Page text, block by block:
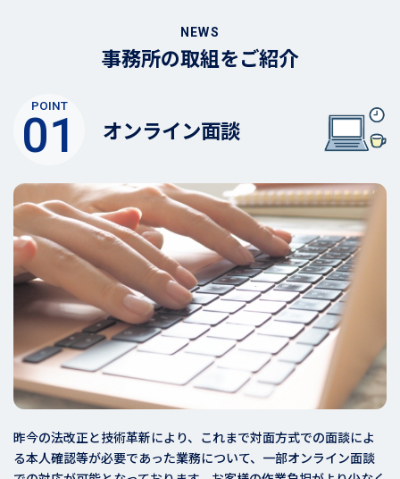
NEWS
事務所の取組をご紹介
POINT
01 オンライン面談
昨今の法改正と技術革新により、これまで対面方式での面談によ
る本人確認等が必要であった業務について、一部オンライン面談